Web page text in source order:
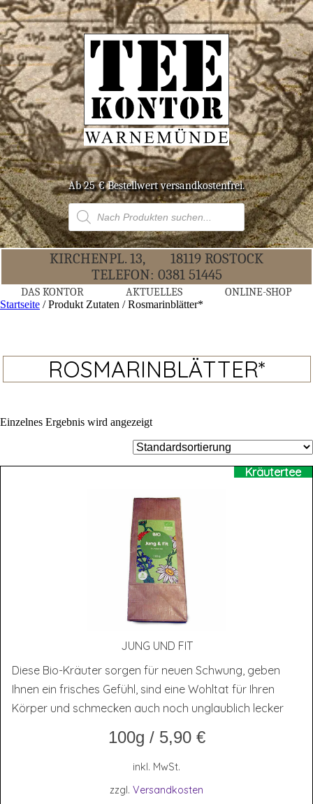
Ab 25 € Bestell­wert versandkostenfrei.
Products
search
KIR­CHEN­PL. 13,
18119 ROS­TOCK
TELE­FON: 0381 51445
DAS KON­TOR AKTU­EL­LES ONLINE-SHOP
Startseite / Produkt Zutaten / Rosmarinblätter*
ROSMARINBLÄTTER*
Einzelnes Ergebnis wird angezeigt
Kräutertee
JUNG UND FIT
Diese Bio-Kräuter sorgen für neuen Schwung, geben
Ihnen ein frisches Gefühl, sind eine Wohltat für Ihren
Körper und schmecken auch noch unglaublich lecker
100g / 5,90 €
inkl. MwSt.
zzgl. Versandkosten